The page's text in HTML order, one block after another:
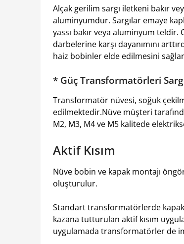
Alçak gerilim sargı iletkeni bakır
aluminyumdur. Sargılar emaye
yassı bakır veya aluminyum teldir.
darbelerine karşı dayanımını
haiz bobinler elde edilmesini
* Güç Transformatörleri
Transformatör nüvesi, soğuk
edilmektedir.Nüve müşteri
M2, M3, M4 ve M5 kalitede
Aktif Kısım
Nüve bobin ve kapak montajı
oluşturulur.
Standart transformatörlerde
kazana tutturulan aktif kısım
uygulamada transformatörler de